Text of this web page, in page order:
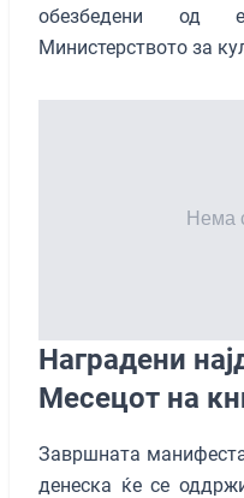
обезбедени од
Министерството за
Наградени
Месецот на
Завршната
денеска ќе се